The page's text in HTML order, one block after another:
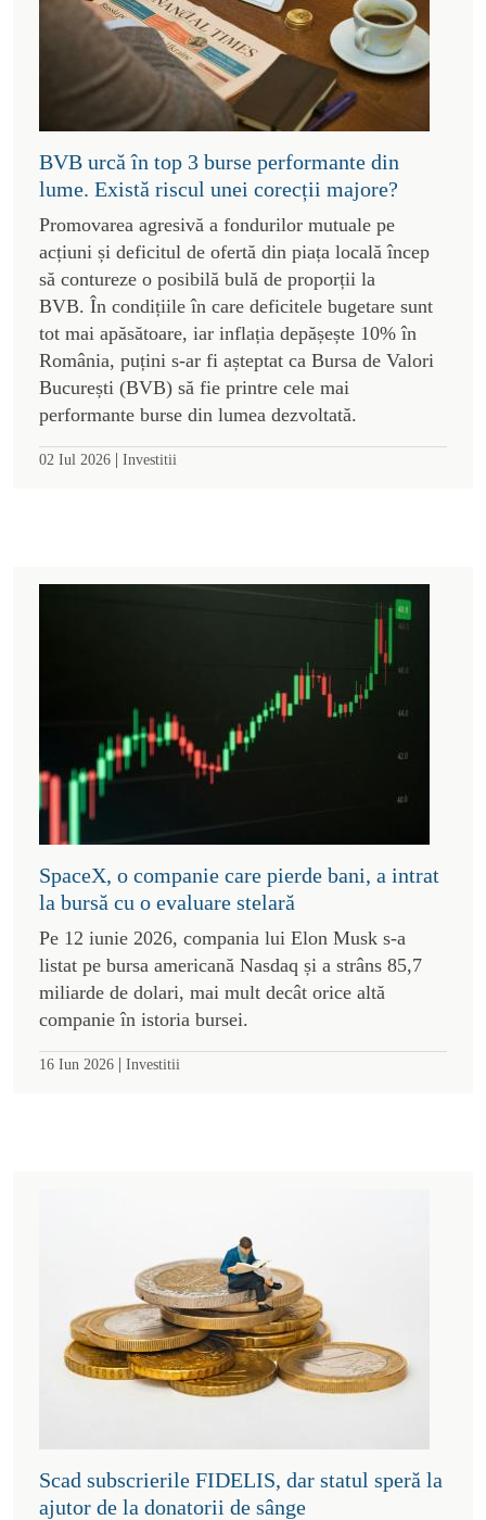
BVB urcă în top 3 burse performante din
lume. Există riscul unei corecții majore?
Promovarea agresivă a fondurilor mutuale pe
acțiuni și deficitul de ofertă din piața locală încep
să contureze o posibilă bulă de proporții la
BVB. În condițiile în care deficitele bugetare sunt
tot mai apăsătoare, iar inflația depășește 10% în
România, puțini s-ar fi așteptat ca Bursa de Valori
București (BVB) să fie printre cele mai
performante burse din lumea dezvoltată.
02 Iul 2026 | Investitii
SpaceX, o companie care pierde bani, a intrat
la bursă cu o evaluare stelară
Pe 12 iunie 2026, compania lui Elon Musk s-a
listat pe bursa americană Nasdaq și a strâns 85,7
miliarde de dolari, mai mult decât orice altă
companie în istoria bursei.
16 Iun 2026 | Investitii
Scad subscrierile FIDELIS, dar statul speră la
ajutor de la donatorii de sânge